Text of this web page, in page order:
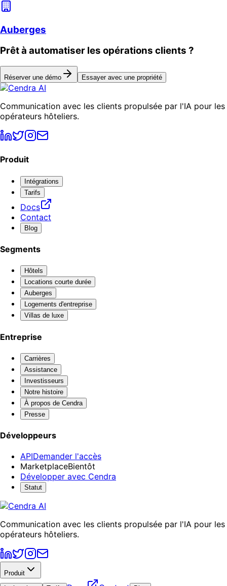
Auberges
Prêt à automatiser les opérations clients ?
Réserver une démo Essayer avec une propriété
Communication avec les clients propulsée par l'IA pour les
opérateurs hôteliers.
Produit
Intégrations
Tarifs
Docs
Contact
Blog
Segments
Hôtels
Locations courte durée
Auberges
Logements d'entreprise
Villas de luxe
Entreprise
Carrières
Assistance
Investisseurs
Notre histoire
À propos de Cendra
Presse
Développeurs
APIDemander l'accès
MarketplaceBientôt
Développer avec Cendra
Statut
Communication avec les clients propulsée par l'IA pour les
opérateurs hôteliers.
Produit